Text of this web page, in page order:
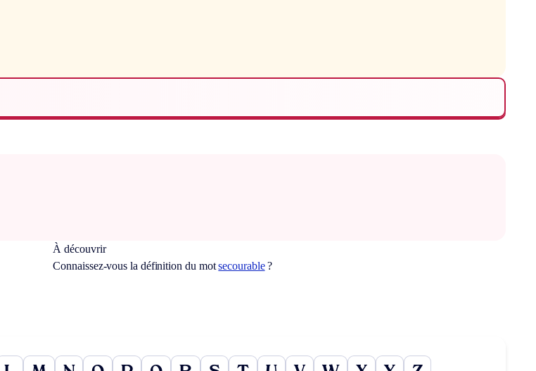
À découvrir
Connaissez-vous la définition du motsecourable?